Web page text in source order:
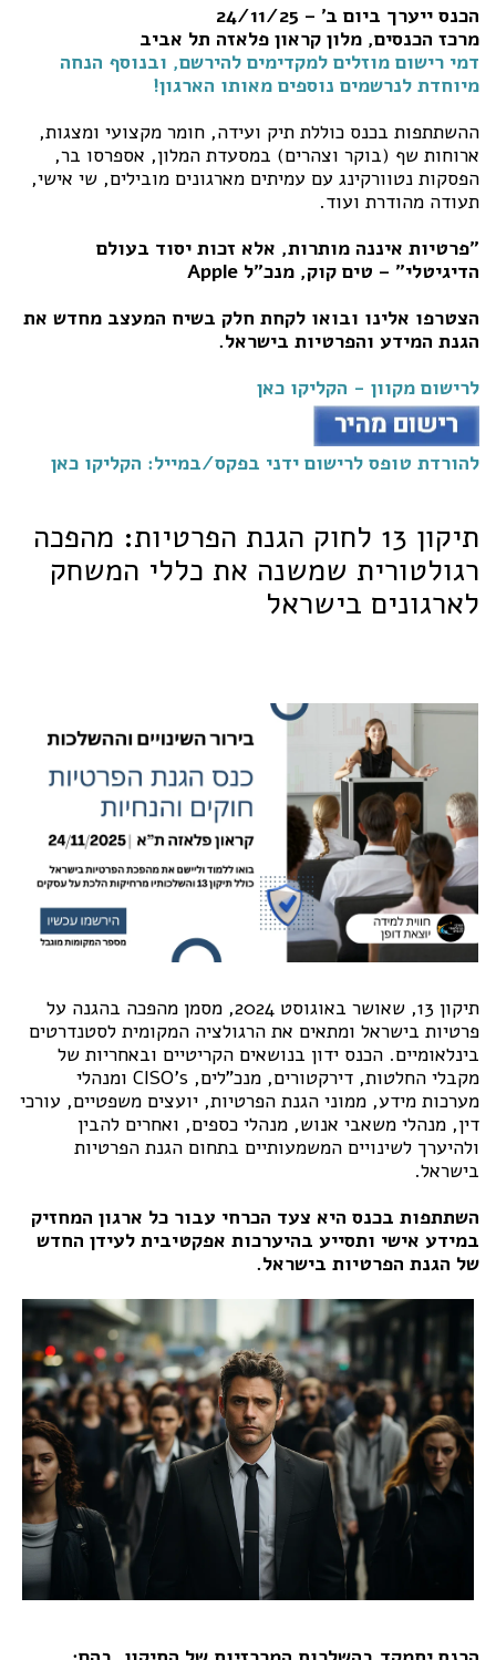
הכנס ייערך ביום ב' – 24/11/25
מרכז הכנסים, מלון קראון פלאזה תל אביב
דמי רישום מוזלים למקדימים להירשם, ובנוסף הנחה
מיוחדת לנרשמים נוספים מאותו הארגון!
ההשתתפות בכנס כוללת תיק ועידה, חומר מקצועי ומצגות,
ארוחות שף (בוקר וצהרים) במסעדת המלון, אספרסו בר,
הפסקות נטוורקינג עם עמיתים מארגונים מובילים, שי אישי,
תעודה מהודרת ועוד.
"פרטיות איננה מותרות, אלא זכות יסוד בעולם
הדיגיטלי" – טים קוק, מנכ"ל Apple
הצטרפו אלינו ובואו לקחת חלק בשיח המעצב מחדש את
הגנת המידע והפרטיות בישראל.
לרישום מקוון - הקליקו כאן
להורדת טופס לרישום ידני בפקס/במייל: הקליקו כאן
תיקון 13 לחוק הגנת הפרטיות: מהפכה
רגולטורית שמשנה את כללי המשחק
לארגונים בישראל
תיקון 13, שאושר באוגוסט 2024, מסמן מהפכה בהגנה על
פרטיות בישראל ומתאים את הרגולציה המקומית לסטנדרטים
בינלאומיים. הכנס ידון בנושאים הקריטיים ובאחריות של
מקבלי החלטות, דירקטורים, מנכ"לים, CISO's ומנהלי
מערכות מידע, ממוני הגנת הפרטיות, יועצים משפטיים, עורכי
דין, מנהלי משאבי אנוש, מנהלי כספים, ואחרים להבין
ולהיערך לשינויים המשמעותיים בתחום הגנת הפרטיות
בישראל.
השתתפות בכנס היא צעד הכרחי עבור כל ארגון המחזיק
במידע אישי ותסייע בהיערכות אפקטיבית לעידן החדש
של הגנת הפרטיות בישראל.